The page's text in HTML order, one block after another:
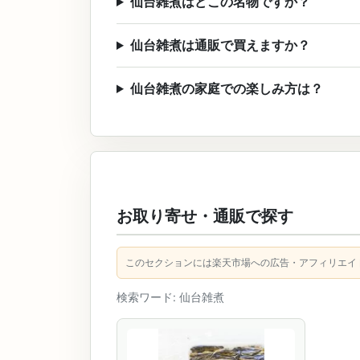
仙台雑煮は通販で買えますか？
仙台雑煮の家庭での楽しみ方は？
お取り寄せ・通販で探す
このセクションには楽天市場への広告・アフィリエイ
検索ワード: 仙台雑煮